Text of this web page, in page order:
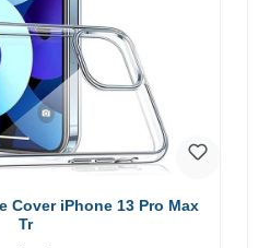
iPhone 13 Pro Max
Tr